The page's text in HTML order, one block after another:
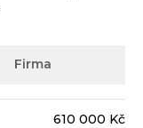
Firma
610 000 Kč